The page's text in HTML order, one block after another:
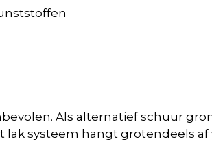
Als alternatief schuur
systeem hangt grotendeels